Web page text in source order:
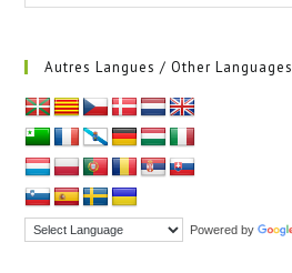
Autres Langues / Other Languages
Powered by